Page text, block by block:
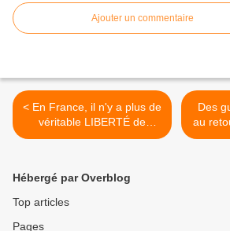
Ajouter un commentaire
< En France, il n'y a plus de
véritable LIBERTÉ de
L’INFORMATION [par Jean
Des
au
ne
Hébergé par Overblog
Top articles
Pages